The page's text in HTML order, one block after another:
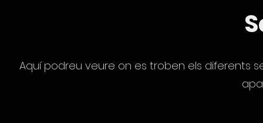
Aquí podreu veure on es troben els diferents